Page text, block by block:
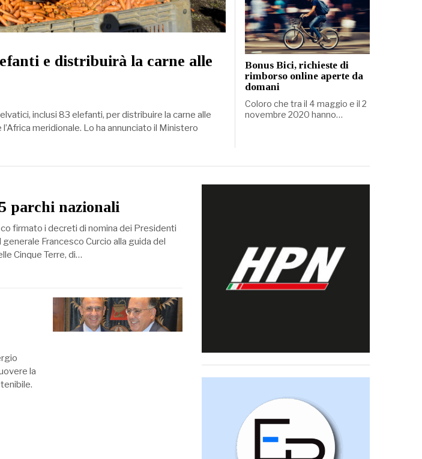
e distribuirà la carne alle
inclusi 83 elefanti, per distribuire la carne alle
meridionale. Lo ha annunciato il Ministero
Bonus Bici, richieste di
rimborso online aperte da
domani
Coloro che tra il 4 maggio e il 2
novembre 2020 hanno…
parchi nazionali
firmato i decreti di nomina dei Presidenti
Francesco Curcio alla guida del
Cinque Terre, di…
la